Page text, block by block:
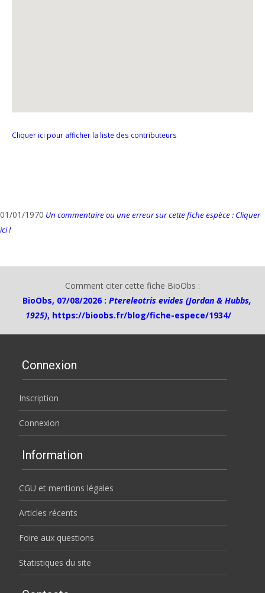
Cliquer ici pour afficher la liste des contributeurs
01/01/1970 Un commentaire ou une erreur sur cette fiche espèce : Cliquer
ici !
Comment citer cette fiche BioObs :
BioObs, 07/08/2026 : Ptereleotris evides (Jordan & Hubbs,
1925), https://bioobs.fr/blog/fiche-espece/1934/
Connexion
Inscription
Connexion
Information
CGU et mentions légales
Articles récents
Foire aux questions
Statistiques du site